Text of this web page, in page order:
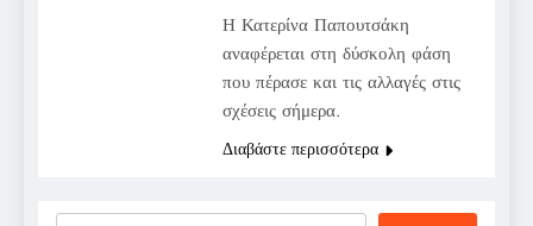
Η Κατερίνα Παπουτσάκη
αναφέρεται στη δύσκολη φάση
που πέρασε και τις αλλαγές στις
σχέσεις σήμερα.
Διαβάστε περισσότερα